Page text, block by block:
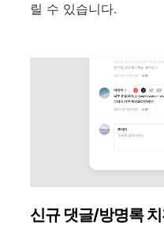
릴 수 있습니다.
신규 댓글/방명록